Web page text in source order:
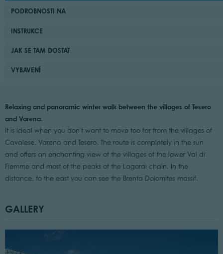
PODROBNOSTI NA
INSTRUKCE
JAK SE TAM DOSTAT
VYBAVENÍ
Relaxing and panoramic winter walk between the villages of Tesero
and Varena.
It is ideal when you don't want to move too far from the villages of
Cavalese, Varena and Tesero. The route is completely in the sun
and offers an enchanting view of the villages of the lower Val di
Fiemme and most of the peaks of the Lagorai chain. In the
distance, to the east you can see the Brenta Dolomites massif.
GALLERY